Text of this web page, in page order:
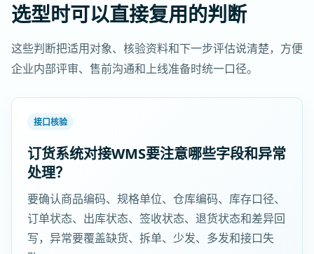
选型时可以直接复用的判断
这些判断把适用对象、核验资料和下一步评估说清楚，方便
企业内部评审、售前沟通和上线准备时统一口径。
接口核验
订货系统对接WMS要注意哪些字段和异常
处理？
要确认商品编码、规格单位、仓库编码、库存口径、
订单状态、出库状态、签收状态、退货状态和差异回
写，异常要覆盖缺货、拆单、少发、多发和接口失